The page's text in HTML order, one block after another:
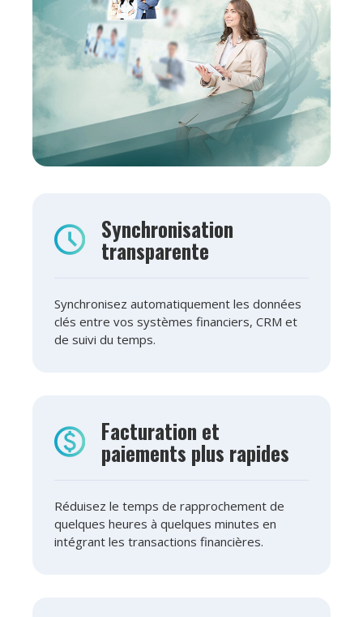
Synchronisation
transparente
Synchronisez automatiquement les données
clés entre vos systèmes financiers, CRM et
de suivi du temps.
Facturation et
paiements plus rapides
Réduisez le temps de rapprochement de
quelques heures à quelques minutes en
intégrant les transactions financières.